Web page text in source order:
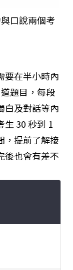
口說兩個考
要在半小時內
題目，每段
白及對話等內
生 30 秒到 1
，提前了解接
後也會有差不